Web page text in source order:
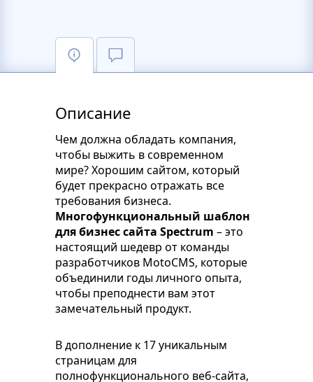
Описание
Чем должна обладать компания,
чтобы выжить в современном
мире? Хорошим сайтом, который
будет прекрасно отражать все
требования бизнеса.
Многофункциональный шаблон
для бизнес сайта Spectrum – это
настоящий шедевр от команды
разработчиков MotoCMS, которые
объединили годы личного опыта,
чтобы преподнести вам этот
замечательный продукт.
В дополнение к 17 уникальным
страницам для
полнофункционального веб-сайта,